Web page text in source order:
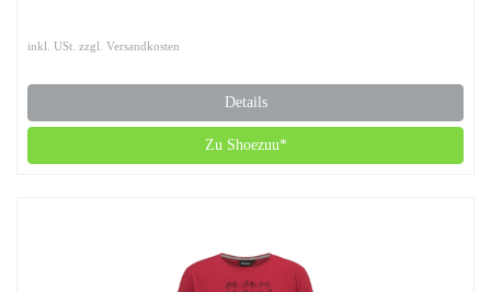
inkl. USt. zzgl. Versandkosten
Details
Zu Shoezuu*